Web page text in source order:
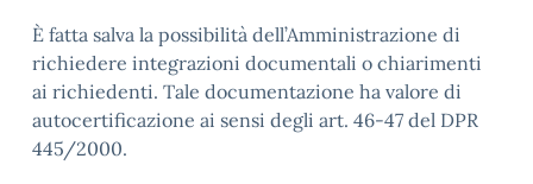
È fatta salva la possibilità dell’Amministrazione di
richiedere integrazioni documentali o chiarimenti
ai richiedenti. Tale documentazione ha valore di
autocertificazione ai sensi degli art. 46-47 del DPR
445/2000.